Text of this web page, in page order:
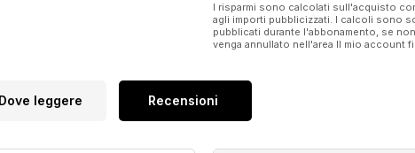
I risparmi sono calcolati sull'acquisto
agli importi pubblicizzati. I calcoli sono
pubblicati durante l'abbonamento, se
venga annullato nell'area Il mio account
Dove leggere Recensioni